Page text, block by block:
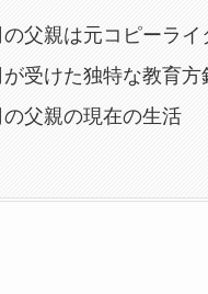
父親は元コピーライ
受けた独特な教育方
父親の現在の生活